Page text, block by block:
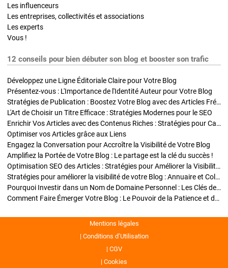
Les influenceurs
Les entreprises, collectivités et associations
Les experts
Vous !
12 conseils pour bien débuter son blog et booster son trafic
Développez une Ligne Éditoriale Claire pour Votre Blog
Présentez-vous : L'Importance de l'Identité Auteur pour Votre Blog
Stratégies de Publication : Boostez Votre Blog avec des Articles Fréquents et Exclusifs
L'Art de Choisir un Titre Efficace : Stratégies Modernes pour le SEO
Enrichir Vos Articles avec des Contenus Riches : Stratégies pour Captiver et Optimiser
Optimiser vos Articles grâce aux Liens
Engagez la Conversation pour Accroître la Visibilité de Votre Blog
Amplifiez la Portée de Votre Blog : Le partage est la clé du succès !
Optimisation SEO des Articles : Stratégies pour Améliorer la Visibilité de Votre Blog
Stratégies pour améliorer la visibilité de votre Blog : Annuaire et Collaborations
Pourquoi Investir dans un Nom de Domaine Personnel : Les Clés de la Réussite de Votre Blog
Comment Faire Émerger Votre Blog : Le Pouvoir de la Patience et de la Persévérance
Mentions légales
Conditions d’Utilisation
CGV
Cookies